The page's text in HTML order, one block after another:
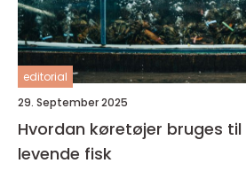
editorial
29. September 2025
Hvordan køretøjer bruges
levende fisk